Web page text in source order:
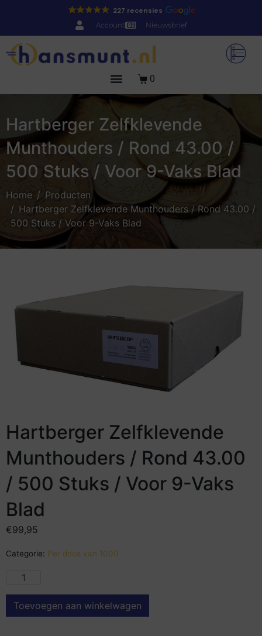
227 recensies
Account Nieuwsbrief
0
Hartberger Zelfklevende
Munthouders / Rond 43.00 /
500 Stuks / Voor 9-Vaks Blad
Home
Producten
Hartberger Zelfklevende Munthouders / Rond 43.00 /
500 Stuks / Voor 9-Vaks Blad
Hartberger Zelfklevende
Munthouders / Rond 43.00
/ 500 Stuks / Voor 9-Vaks
Blad
€99,95
Categorie: Per doos van 1000
Toevoegen aan winkelwagen